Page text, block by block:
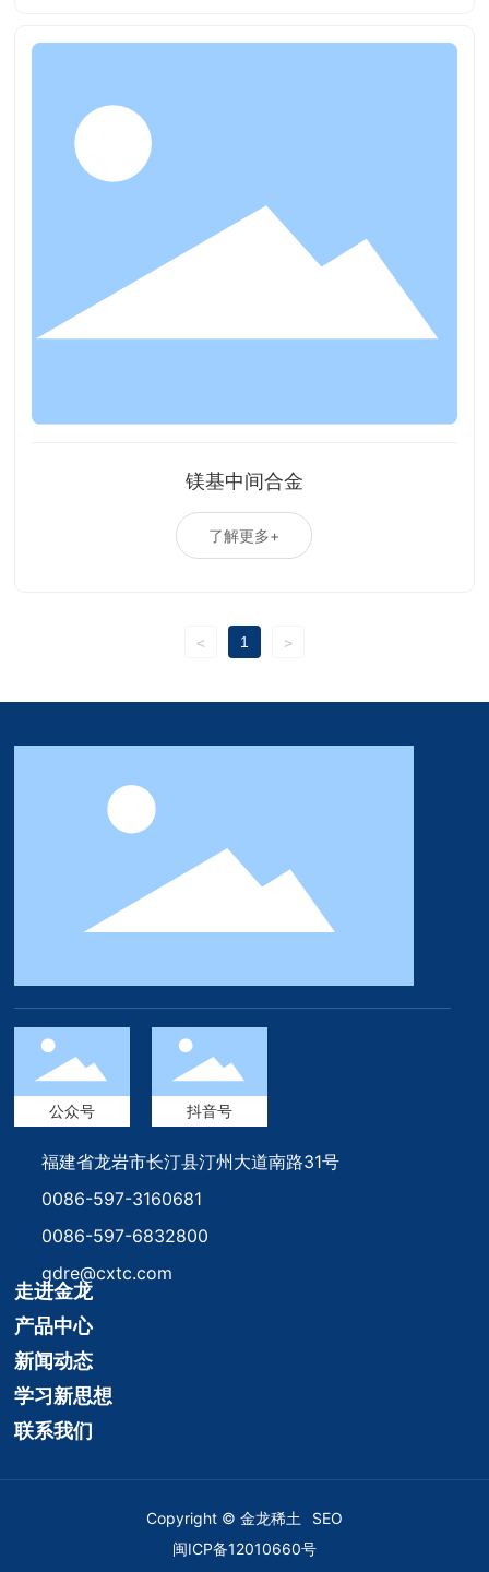
镁基中间合金
了解更多+
< 1 >
公众号 抖音号
福建省龙岩市长汀县汀州大道南路31号
0086-597-3160681
0086-597-6832800
gdre@cxtc.com
走进金龙
产品中心
新闻动态
学习新思想
联系我们
Copyright © 金龙稀土
SEO
闽ICP备12010660号
gdre@cxtc.com